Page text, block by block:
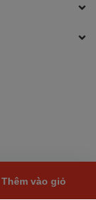
cấp bởiSapo
Thêm vào giỏ